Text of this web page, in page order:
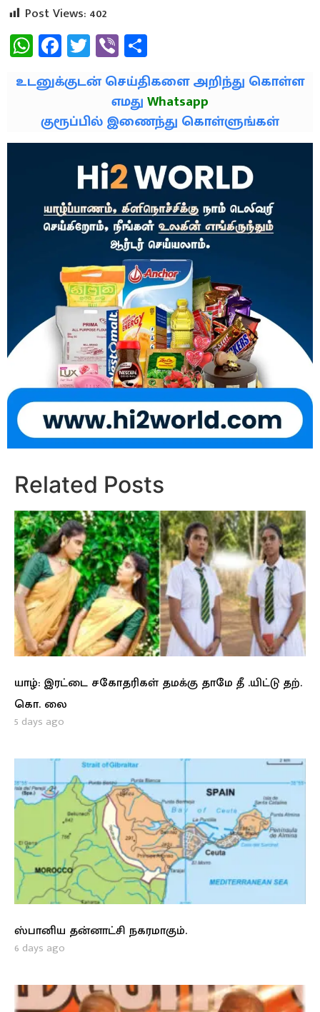
Post Views: 402
WhatsApp
Facebook
Twitter
Viber
உடனுக்குடன் செய்திகளை அறிந்து கொள்ள
எமதுWhatsapp
குரூப்பில் இணைந்து கொள்ளுங்கள்
Related Posts
யாழ்: இரட்டை சகோதரிகள் தமக்கு தாமே தீ .யிட்டு தற்.
கொ. லை
5 days ago
ஸ்பானிய தன்னாட்சி நகரமாகும்.
6 days ago